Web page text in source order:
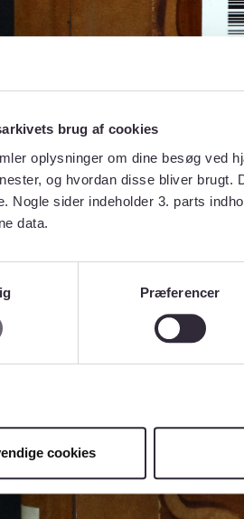
brug af cookies
oplysninger om dine besøg ved
og hvordan disse bliver
Nogle sider indeholder 3. parts
data.
Præferencer
cookies